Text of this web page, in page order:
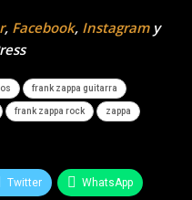
, Facebook, Instagramy
frank zappa guitarra
frank zappa rock zappa
Twitter WhatsApp